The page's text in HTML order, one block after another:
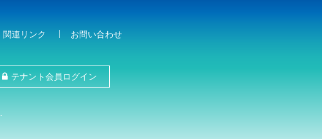
関連リンク お問い合わせ
テナント会員ログイン